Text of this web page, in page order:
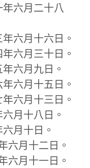
六月二十八
六月十六日。
六月三十日。
六月九日。
六月十五日。
六月十三日。
月十八日。
月十日。
六月十二日。
六月十一日。